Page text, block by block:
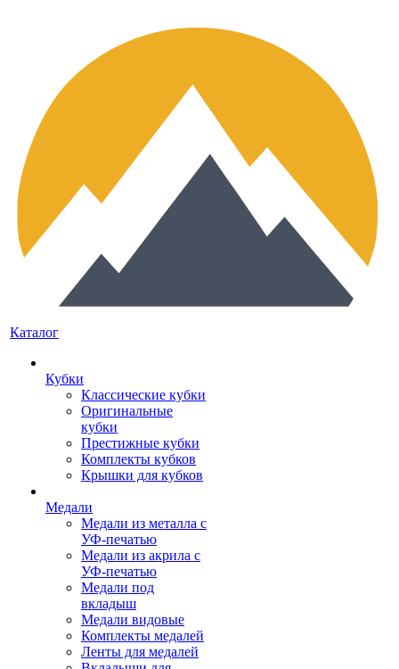
Каталог
Кубки
Классические кубки
Оригинальные
кубки
Престижные кубки
Комплекты кубков
Крышки для кубков
Медали
Медали из металла с
УФ-печатью
Медали из акрила с
УФ-печатью
Медали под
вкладыш
Медали видовые
Комплекты медалей
Ленты для медалей